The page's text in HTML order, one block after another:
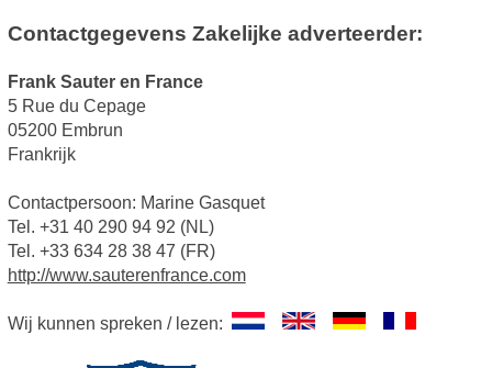
Contactgegevens Zakelijke adverteerder:
Frank Sauter en France
5 Rue du Cepage
05200 Embrun
Frankrijk
Contactpersoon: Marine Gasquet
Tel. +31 40 290 94 92 (NL)
Tel. +33 634 28 38 47 (FR)
http://www.sauterenfrance.com
Wij kunnen spreken / lezen: